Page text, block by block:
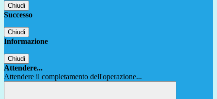
Chiudi
Successo
Chiudi
Informazione
Chiudi
Attendere...
Attendere il completamento dell'operazione...